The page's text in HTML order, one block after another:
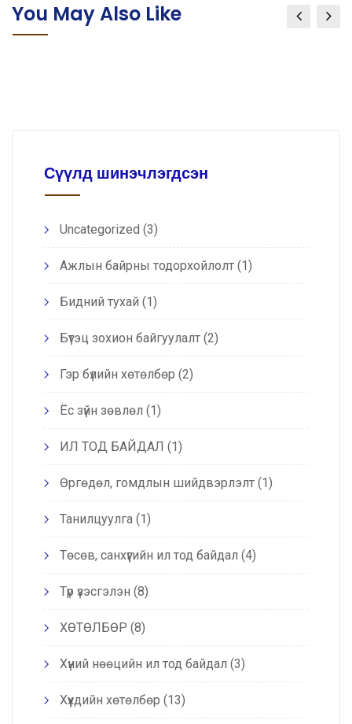
You May Also Like
Сүүлд шинэчлэгдсэн
Uncategorized (3)
Ажлын байрны тодорхойлолт (1)
Бидний тухай (1)
Бүтэц зохион байгуулалт (2)
Гэр бүлийн хөтөлбөр (2)
Ёс зүйн зөвлөл (1)
ИЛ ТОД БАЙДАЛ (1)
Өргөдөл, гомдлын шийдвэрлэлт (1)
Танилцуулга (1)
Төсөв, санхүүгийн ил тод байдал (4)
Түр үзэсгэлэн (8)
ХӨТӨЛБӨР (8)
Хүний нөөцийн ил тод байдал (3)
Хүүхдийн хөтөлбөр (13)